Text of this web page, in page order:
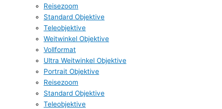
Reisezoom
Standard Objektive
Teleobjektive
Weitwinkel Objektive
Vollformat
Ultra Weitwinkel Objektive
Portrait Objektive
Reisezoom
Standard Objektive
Teleobjektive